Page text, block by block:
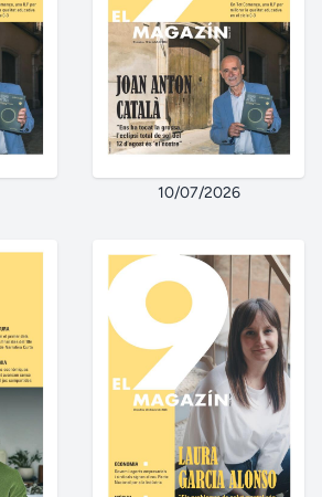
10/07/2026